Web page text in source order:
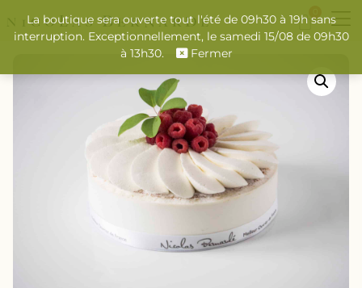
La boutique sera ouverte tout l'été de 09h30 à 19h sans
interruption. Exceptionnellement, le samedi 15/08 de 09h30
à 13h30.
Fermer